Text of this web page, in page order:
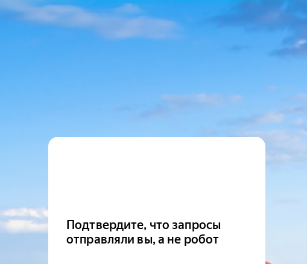
Подтвердите, что запросы
отправляли вы, а не робот